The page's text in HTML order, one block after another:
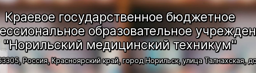
Краевое государственное бюджетное
образовательное
"Норильский медицинский техникум"
Россия, Красноярский край, город Норильск, улица Талнахская,